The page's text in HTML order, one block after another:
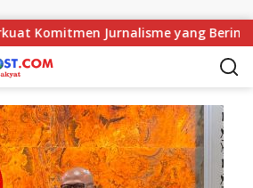
Komitmen Jurnalisme yang